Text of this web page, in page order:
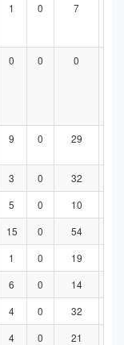
1 0 7
0 0 0
9 0 29
3 0 32
5 0 10
15 0 54
1 0 19
6 0 14
4 0 32
4 0 21